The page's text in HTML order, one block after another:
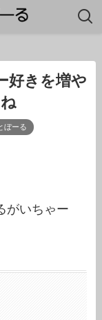
好きを増や
ぼーる
がいちゃー